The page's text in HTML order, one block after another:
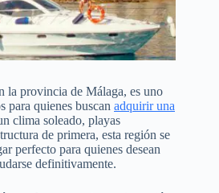
la provincia de Málaga, es uno
para quienes buscan adquirir una
clima soleado, playas
de primera, esta región se
perfecto para quienes desean
definitivamente.